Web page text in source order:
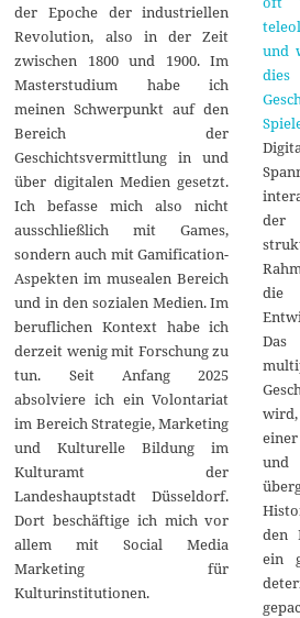
der Epoche der industriellen
Revolution, also in der Zeit
zwischen 1800 und 1900. Im
Masterstudium habe ich
meinen Schwerpunkt auf den
Bereich der
Geschichtsvermittlung in und
über digitalen Medien gesetzt.
Ich befasse mich also nicht
ausschließlich mit Games,
sondern auch mit Gamification-
Aspekten im musealen Bereich
und in den sozialen Medien. Im
beruflichen Kontext habe ich
derzeit wenig mit Forschung zu
tun. Seit Anfang 2025
absolviere ich ein Volontariat
im Bereich Strategie, Marketing
und Kulturelle Bildung im
Kulturamt der
Landeshauptstadt Düsseldorf.
Dort beschäftige ich mich vor
allem mit Social Media
Marketing für
Kulturinstitutionen.
und
der
die
den
ein